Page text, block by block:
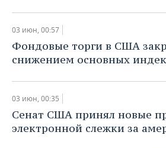
03 июн, 00:57
Фондовые торги в США
снижением основных
03 июн, 00:35
Сенат США принял новые
электронной слежки за